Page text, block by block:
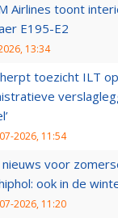
Airlines toont
E195-E2
13:34
toezicht ILT
2026, 11:54
voor
ook in de
2026, 11:20